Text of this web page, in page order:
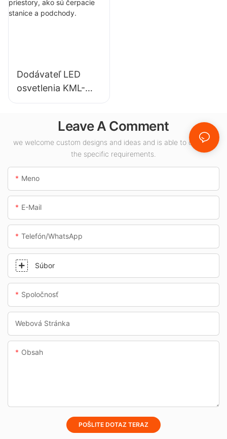
závody, sklady a
Dodávateľ LED
osvetlenia KML-
CLA 100W pre
ako sú čerpacie
stanice a
Leave A Comment
we welcome custom designs and ideas and is able to cater to
the specific requirements.
Meno
E-Mail
Telefón/whatsApp
Súbor
Spoločnosť
Webová Stránka
Obsah
POŠLITE DOTAZ TERAZ